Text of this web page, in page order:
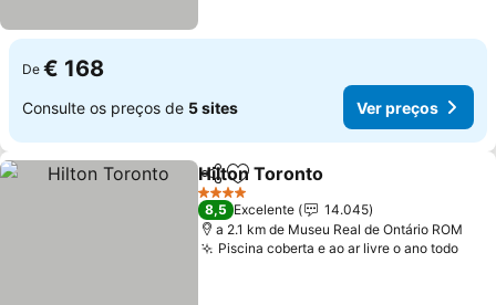
De € 168
Consulte os preços de 5 sites Ver preços
PartilharAdicionar aos favoritos
Hilton Toronto
4 Estrelas
8,5 Excelente
14.045
a 2.1 km de Museu Real de Ontário ROM
Piscina coberta e ao ar livre o ano todoVer